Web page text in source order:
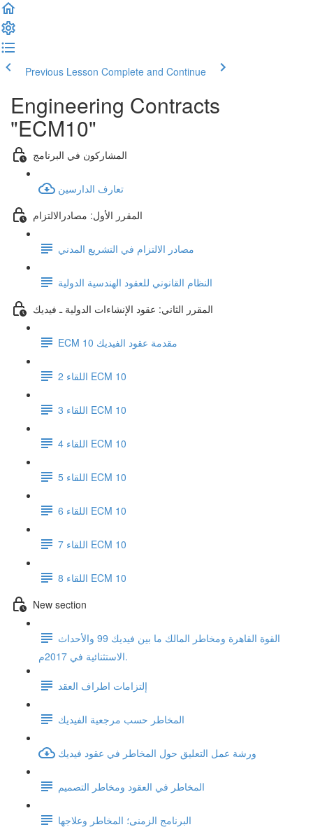
Previous Lesson Complete and Continue
Engineering Contracts
"ECM10"
المشاركون في البرنامج
تعارف الدارسين
المقرر الأول: مصادرالالتزام
مصادر الالتزام في التشريع المدني
النظام القانوني للعقود الهندسية الدولية
المقرر الثاني: عقود الإنشاءات الدولية ـ فيديك
ECM 10 مقدمة عقود الفيديك
اللقاء 2 ECM 10
اللقاء 3 ECM 10
اللقاء 4 ECM 10
اللقاء 5 ECM 10
اللقاء 6 ECM 10
اللقاء 7 ECM 10
اللقاء 8 ECM 10
New section
القوة القاهرة ومخاطر المالك ما بين فيديك 99 والأحداث
الاستثنائية في 2017م.
إلتزامات اطراف العقد
المخاطر حسب مرجعية الفيديك
ورشة عمل التعليق حول المخاطر في عقود فيديك
المخاطر في العقود ومخاطر التصميم
البرنامج الزمنى؛ المخاطر وعلاجها